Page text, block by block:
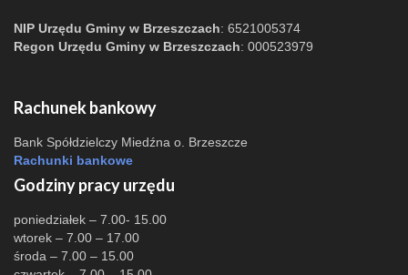
NIP Urzędu Gminy w Brzeszczach: 6521005374
Regon Urzędu Gminy w Brzeszczach: 000523979
Rachunek bankowy
Bank Spółdzielczy Miedźna o. Brzeszcze
Rachunki bankowe
Godziny pracy urzędu
poniedziałek – 7.00- 15.00
wtorek – 7.00 – 17.00
środa – 7.00 – 15.00